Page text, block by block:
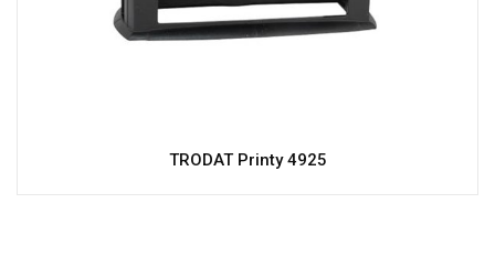
TRODAT Printy 4925